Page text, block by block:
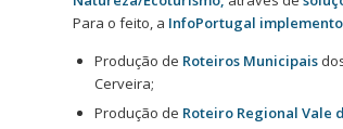
Para o feito, a InfoPortugal
Produção de Roteiros Municipais
Cerveira;
Produção de Roteiro Regional Vale